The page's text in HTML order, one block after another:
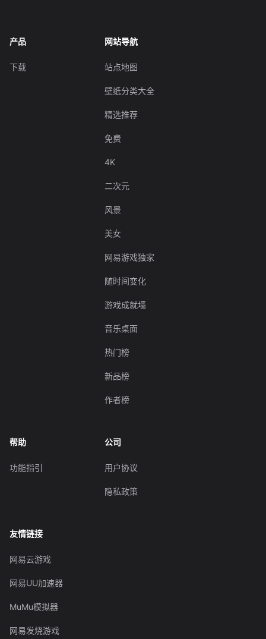
产品
下载
网站导航
站点地图
壁纸分类大全
精选推荐
免费
4K
二次元
风景
美女
网易游戏独家
随时间变化
游戏成就墙
音乐桌面
热门榜
新品榜
作者榜
帮助
功能指引
公司
用户协议
隐私政策
友情链接
网易云游戏
网易UU加速器
MuMu模拟器
网易发烧游戏